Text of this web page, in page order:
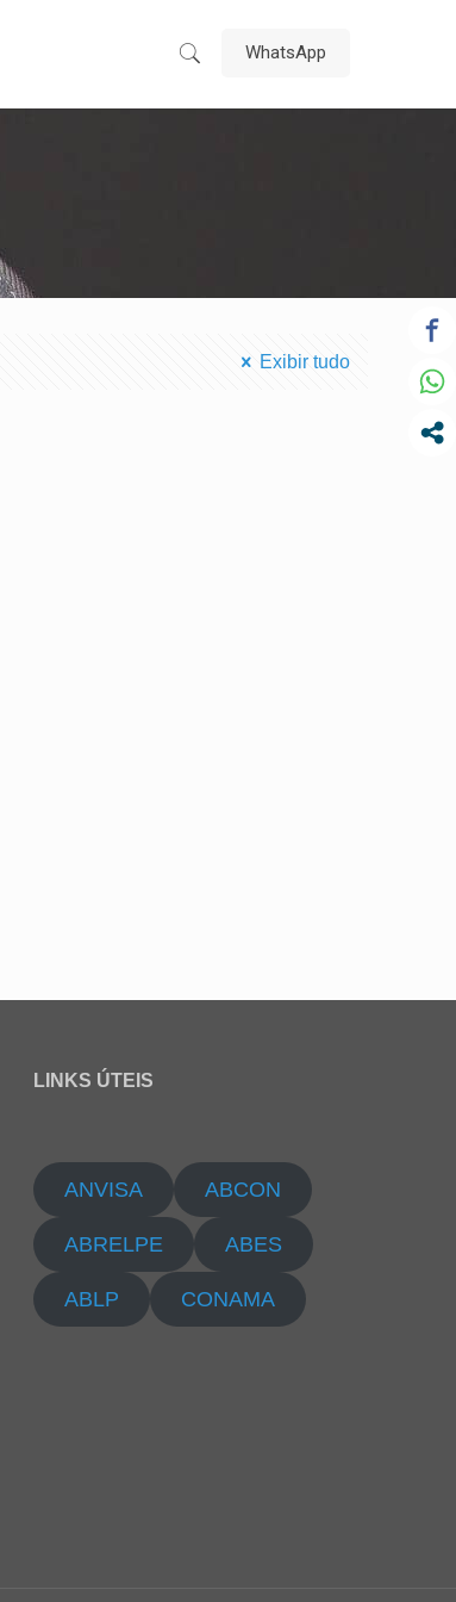
WhatsApp
Exibir tudo
LINKS ÚTEIS
ANVISA ABCON
ABRELPE ABES
ABLP CONAMA